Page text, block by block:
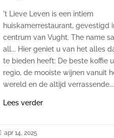
't Lieve Leven is een intiem
huiskamerrestaurant, gevestigd
centrum van Vught. The name
all... Hier geniet u van het alles
te bieden heeft: De beste koffie
regio, de mooiste wijnen vanuit
wereld en de altijd verrassende...
Lees verder
apr 14, 2025